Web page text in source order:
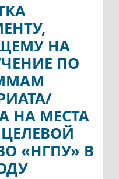
НА
ПО
НА МЕСТА
«НГПУ» В